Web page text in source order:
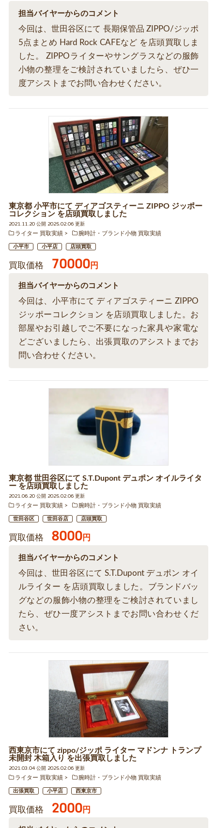
担当バイヤーからのコメント
今回は、世田谷区にて 長期保管品 ZIPPO/ジッポ
5点まとめ Hard Rock CAFEなど を店頭買取しま
した。 ZIPPOライターやサングラスなどの服飾
小物の整理をご検討されていましたら、ぜひ一
度アシストまでお問い合わせください。
東京都 小平市にて ディアゴスティーニ ZIPPO ジッポー
コレクション を店頭買取しました
2021.11.20 公開 2025.02.06 更新
ライター 買取実績
腕時計・ブランド小物 買取実績
小平市 小平店 店頭買取
買取価格 70000円
担当バイヤーからのコメント
今回は、小平市にて ディアゴスティーニ ZIPPO
ジッポーコレクション を店頭買取しました。お
部屋やお引越しでご不要になった家具や家電な
どございましたら、出張買取のアシストまでお
問い合わせください。
東京都 世田谷区にて S.T.Dupont デュポン オイルライタ
ー を店頭買取しました
2021.06.20 公開 2025.02.06 更新
ライター 買取実績
腕時計・ブランド小物 買取実績
世田谷区 世田谷店 店頭買取
買取価格 8000円
担当バイヤーからのコメント
今回は、世田谷区にて S.T.Dupont デュポン オイ
ルライター を店頭買取しました。ブランドバッ
グなどの服飾小物の整理をご検討されていまし
たら、ぜひ一度アシストまでお問い合わせくだ
さい。
西東京市にて zippo/ジッポ ライター マドンナ トランプ
未開封 木箱入り を出張買取しました
2021.03.04 公開 2025.02.06 更新
ライター 買取実績
腕時計・ブランド小物 買取実績
出張買取 小平店 西東京市
買取価格 2000円